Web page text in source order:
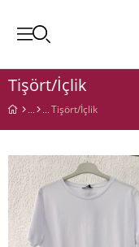
Tişört/İçlik
Tişört/İçlik